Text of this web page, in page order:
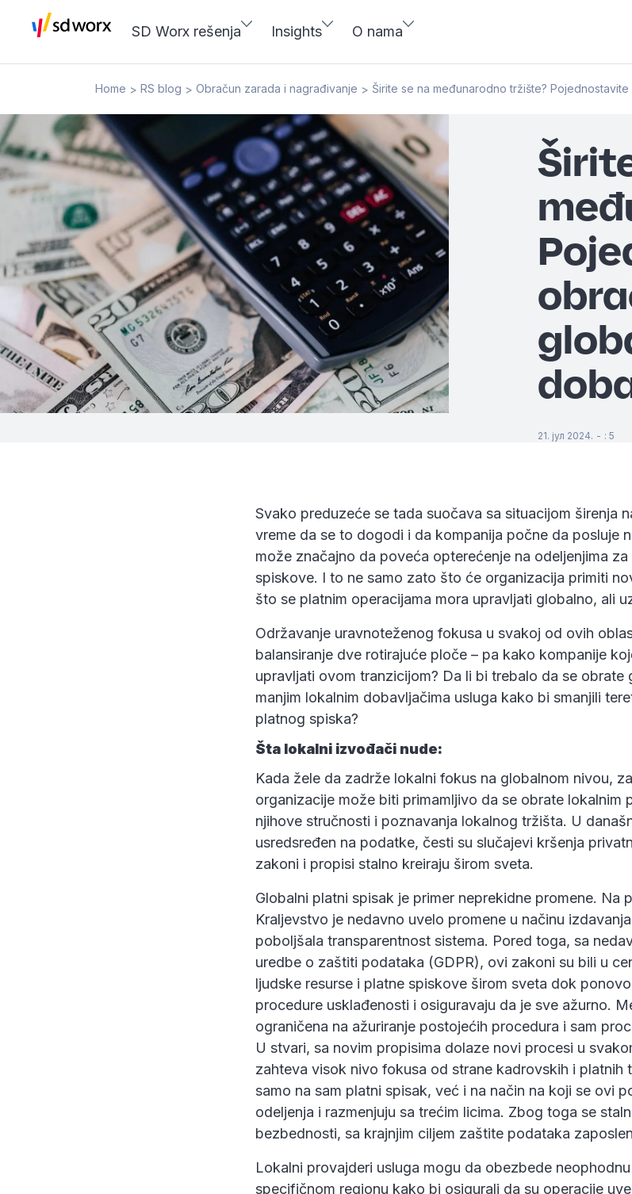
SD Worx rešenja Insights O nama
Home > RS blog > Obračun zarada i nagrađivanje > Širite se na međunarodno tržište?
21. јул 2024. - : 5
Svako preduzeće se tada suočava sa situacijom širenja
vreme da se to dogodi i da kompanija počne da posluje
može značajno da poveća opterećenje na odeljenjima
spiskove. I to ne samo zato što će organizacija primiti
što se platnim operacijama mora upravljati globalno, ali
Održavanje uravnoteženog fokusa u svakoj od ovih
balansiranje dve rotirajuće ploče – pa kako kompanije
upravljati ovom tranzicijom? Da li bi trebalo da se obrate
manjim lokalnim dobavljačima usluga kako bi smanjili
platnog spiska?
Šta lokalni izvođači nude:
Kada žele da zadrže lokalni fokus na globalnom nivou,
organizacije može biti primamljivo da se obrate lokalnim
njihove stručnosti i poznavanja lokalnog tržišta. U
usredsređen na podatke, česti su slučajevi kršenja
zakoni i propisi stalno kreiraju širom sveta.
Globalni platni spisak je primer neprekidne promene. Na
Kraljevstvo je nedavno uvelo promene u načinu
poboljšala transparentnost sistema. Pored toga, sa
uredbe o zaštiti podataka (GDPR), ovi zakoni su bili u
ljudske resurse i platne spiskove širom sveta dok
procedure usklađenosti i osiguravaju da je sve ažurno.
ograničena na ažuriranje postojećih procedura i sam
U stvari, sa novim propisima dolaze novi procesi u
zahteva visok nivo fokusa od strane kadrovskih i platnih
samo na sam platni spisak, već i na način na koji se ovi
odeljenja i razmenjuju sa trećim licima. Zbog toga se
bezbednosti, sa krajnjim ciljem zaštite podataka
Lokalni provajderi usluga mogu da obezbede
specifičnom regionu kako bi osigurali da su operacije